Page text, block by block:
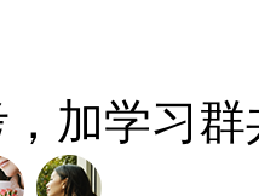
加学习